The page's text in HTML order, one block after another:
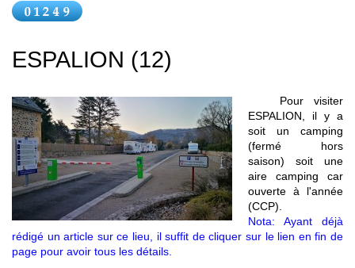
ESPALION (12)
Pour visiter
ESPALION, il y a
soit un camping
(fermé hors
saison) soit une
aire camping car
ouverte à l'année
(CCP).
Nota: Ayant déjà
rédigé un article sur ce lieu, il suffit de cliquer sur le lien en fin de
page pour avoir tous les détails.